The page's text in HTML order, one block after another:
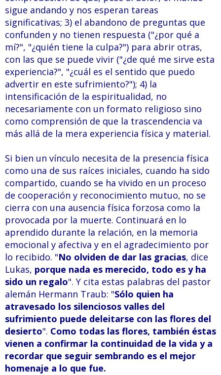
sigue andando y nos esperan tareas
significativas; 3) el abandono de preguntas que
confunden y no tienen respuesta ("¿por qué a
mí?", "¿quién tiene la culpa?") para abrir otras,
con las que se puede vivir ("¿de qué me sirve esta
experiencia?", "¿cuál es el sentido que puedo
advertir en este sufrimiento?"); 4) la
intensificación de la espiritualidad, no
necesariamente con un formato religioso sino
como comprensión de que la trascendencia va
más allá de la mera experiencia física y material.
Si bien un vínculo necesita de la presencia física
como una de sus raíces iniciales, cuando ha sido
compartido, cuando se ha vivido en un proceso
de cooperación y reconocimiento mutuo, no se
cierra con una ausencia física forzosa como la
provocada por la muerte. Continuará en lo
aprendido durante la relación, en la memoria
emocional y afectiva y en el agradecimiento por
lo recibido. "No olviden de dar las gracias, dice
Lukas, porque nada es merecido, todo es y ha
sido un regalo". Y cita estas palabras del pastor
alemán Hermann Traub: "Sólo quien ha
atravesado los silenciosos valles del
sufrimiento puede deleitarse con las flores del
desierto". Como todas las flores, también éstas
vienen a confirmar la continuidad de la vida y a
recordar que seguir sembrando es el mejor
homenaje a lo que fue.